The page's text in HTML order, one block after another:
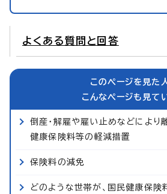
よくある質問と回答
このページを見た
こんなページも見て
倒産・解雇や雇い止めなどにより
健康保険料等の軽減措置
保険料の減免
どのような世帯が、国民健康保険